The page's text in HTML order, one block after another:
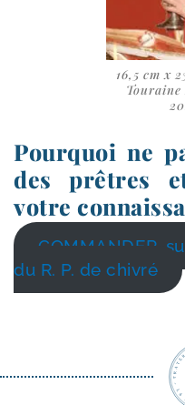
16,5 cm x
Pourquoi ne
des prêtres
votre
COMMANDER
du R. P. de chivré